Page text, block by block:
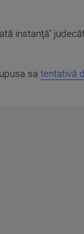
instanţă"
sa tentativă